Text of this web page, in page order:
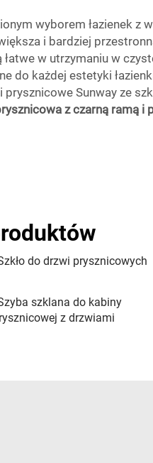
wyborem łazienek
i bardziej
w utrzymaniu w
do każdej estetyki
Sunway ze
z czarną ramą i
do drzwi prysznicowych
szklana do kabiny
z drzwiami